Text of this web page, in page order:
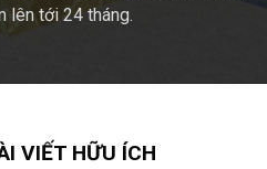
lên tới 24 tháng.
VIẾT HỮU ÍCH